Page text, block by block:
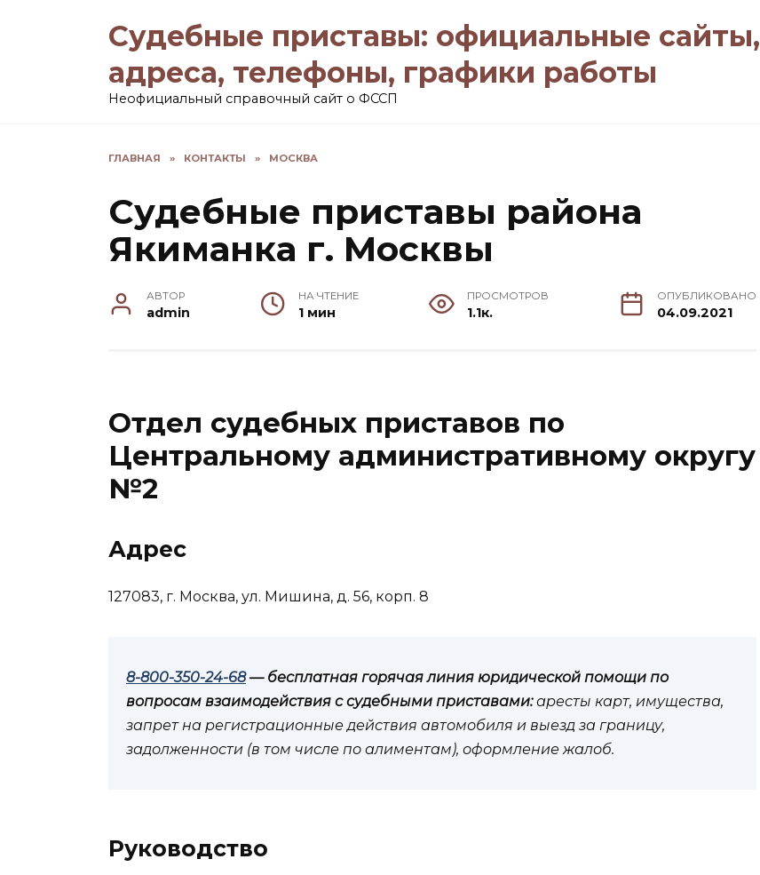
Судебные приставы: официальные сайты,
адреса, телефоны, графики работы
Неофициальный справочный сайт о ФССП
ГЛАВНАЯ » КОНТАКТЫ » МОСКВА
Судебные приставы района
Якиманка г. Москвы
АВТОР
admin
НА ЧТЕНИЕ
1 мин
ПРОСМОТРОВ
1.1к.
ОПУБЛИКОВАНО
04.09.2021
Отдел судебных приставов по
Центральному административному округу
№2
Адрес
127083, г. Москва, ул. Мишина, д. 56, корп. 8
8-800-350-24-68— бесплатная горячая линия юридической помощи по
вопросам взаимодействия с судебными приставами:аресты карт, имущества,
запрет на регистрационные действия автомобиля и выезд за границу,
задолженности (в том числе по алиментам), оформление жалоб.
Руководство